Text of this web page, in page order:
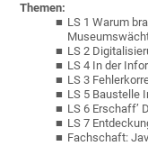
Themen:
LS 1 Warum
LS 2
LS 4 In der
LS 3
LS 5 Baustelle
LS 6 Erschaff’
LS 7
Fachschaft: